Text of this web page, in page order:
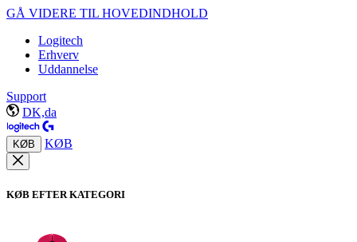
GÅ VIDERE TIL HOVEDINDHOLD
Logitech
Erhverv
Uddannelse
Support
DK,da
KØB KØB
KØB EFTER KATEGORI